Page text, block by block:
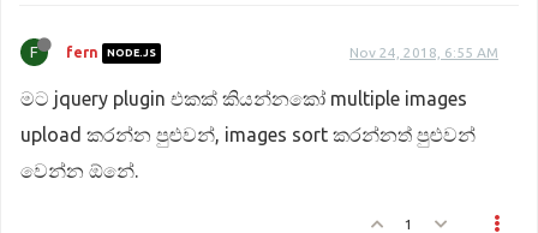
F fern NODE.JS Nov 24, 2018, 6:55 AM
මට jquery plugin එකක් කියන්නකෝ multiple images
upload කරන්න පුළුවන්, images sort කරන්නත් පුළුවන්
වෙන්න ඕනේ.
1